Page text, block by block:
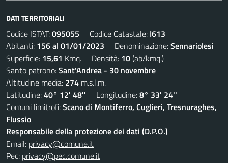
DATI TERRITORIALI
Codice ISTAT:095055 Codice Catastale: I613
Abitanti: 156 al 01/01/2023 Denominazione:Sennariolesi
Superficie: 15,61 Kmq. Densità: 10(ab/kmq.)
Santo patrono:Sant'Andrea - 30 novembre
Altitudine media: 274 m.s.l.m.
Latitudine:40° 12' 48'' Longitudine:8° 33' 24''
Comuni limitrofi:Scano di Montiferro, Cuglieri, Tresnuraghes,
Flussio
Responsabile della protezione dei dati (D.P.O.)
Email: privacy@comune.it
Pec: privacy@pec.comune.it